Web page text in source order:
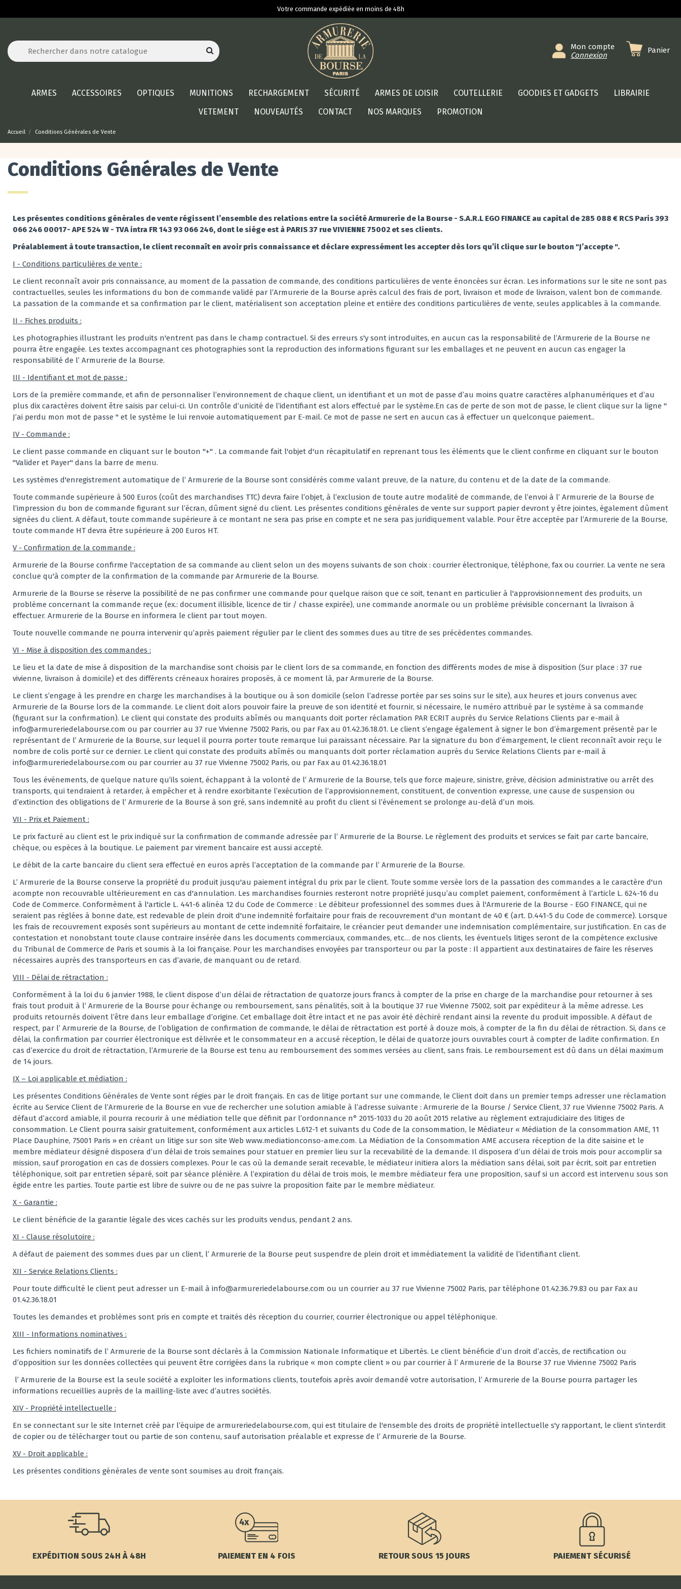
Votre commande expédiée en moins de 48h
Mon compte
Connexion
Panier
ARMES ACCESSOIRES OPTIQUES MUNITIONS RECHARGEMENT SÉCURITÉ ARMES DE LOISIR COUTELLERIE GOODIES ET GADGETS
LIBRAIRIE
VETEMENT
NOUVEAUTÉS CONTACT NOS MARQUES PROMOTION
Accueil Conditions Générales de Vente
Conditions Générales de Vente
Les présentes conditions générales de vente régissent l’ensemble des relations entre la société Armurerie de la Bourse - S.A.R.L EGO FINANCE au capital de 285 088 € RCS Paris 393
066 246 00017- APE 524 W - TVA intra FR 143 93 066 246, dont le siége est à PARIS 37 rue VIVIENNE 75002 et ses clients.
Préalablement à toute transaction, le client reconnaît en avoir pris connaissance et déclare expressément les accepter dès lors qu’il clique sur le bouton "J’accepte ".
I - Conditions particulières de vente :
Le client reconnaît avoir pris connaissance, au moment de la passation de commande, des conditions particulières de vente énoncées sur écran. Les informations sur le site ne sont pas
contractuelles, seules les informations du bon de commande validé par l’Armurerie de la Bourse après calcul des frais de port, livraison et mode de livraison, valent bon de commande.
La passation de la commande et sa confirmation par le client, matérialisent son acceptation pleine et entière des conditions particulières de vente, seules applicables à la commande.
II - Fiches produits :
Les photographies illustrant les produits n'entrent pas dans le champ contractuel. Si des erreurs s'y sont introduites, en aucun cas la responsabilité de l’Armurerie de la Bourse ne
pourra être engagée. Les textes accompagnant ces photographies sont la reproduction des informations figurant sur les emballages et ne peuvent en aucun cas engager la
responsabilité de l’ Armurerie de la Bourse.
III - Identifiant et mot de passe :
Lors de la première commande, et afin de personnaliser l’environnement de chaque client, un identifiant et un mot de passe d’au moins quatre caractères alphanumériques et d’au
plus dix caractères doivent être saisis par celui-ci. Un contrôle d’unicité de l’identifiant est alors effectué par le système.En cas de perte de son mot de passe, le client clique sur la ligne "
J’ai perdu mon mot de passe " et le système le lui renvoie automatiquement par E-mail. Ce mot de passe ne sert en aucun cas à effectuer un quelconque paiement..
IV - Commande :
Le client passe commande en cliquant sur le bouton "+" . La commande fait l'objet d'un récapitulatif en reprenant tous les éléments que le client confirme en cliquant sur le bouton
"Valider et Payer" dans la barre de menu.
Les systèmes d'enregistrement automatique de l’ Armurerie de la Bourse sont considérés comme valant preuve, de la nature, du contenu et de la date de la commande.
Toute commande supérieure à 500 Euros (coût des marchandises TTC) devra faire l’objet, à l’exclusion de toute autre modalité de commande, de l’envoi à l’ Armurerie de la Bourse de
l’impression du bon de commande figurant sur l’écran, dûment signé du client. Les présentes conditions générales de vente sur support papier devront y être jointes, également dûment
signées du client. A défaut, toute commande supérieure à ce montant ne sera pas prise en compte et ne sera pas juridiquement valable. Pour être acceptée par l’Armurerie de la Bourse,
toute commande HT devra être supérieure à 200 Euros HT.
V - Confirmation de la commande :
Armurerie de la Bourse confirme l'acceptation de sa commande au client selon un des moyens suivants de son choix : courrier électronique, téléphone, fax ou courrier. La vente ne sera
conclue qu'à compter de la confirmation de la commande par Armurerie de la Bourse.
Armurerie de la Bourse se réserve la possibilité de ne pas confirmer une commande pour quelque raison que ce soit, tenant en particulier à l'approvisionnement des produits, un
problème concernant la commande reçue (ex.: document illisible, licence de tir / chasse expirée), une commande anormale ou un problème prévisible concernant la livraison à
effectuer. Armurerie de la Bourse en informera le client par tout moyen.
Toute nouvelle commande ne pourra intervenir qu’après paiement régulier par le client des sommes dues au titre de ses précédentes commandes.
VI - Mise à disposition des commandes :
Le lieu et la date de mise à disposition de la marchandise sont choisis par le client lors de sa commande, en fonction des différents modes de mise à disposition (Sur place : 37 rue
vivienne, livraison à domicile) et des différents créneaux horaires proposés, à ce moment là, par Armurerie de la Bourse.
Le client s’engage à les prendre en charge les marchandises à la boutique ou à son domicile (selon l’adresse portée par ses soins sur le site), aux heures et jours convenus avec
Armurerie de la Bourse lors de la commande. Le client doit alors pouvoir faire la preuve de son identité et fournir, si nécessaire, le numéro attribué par le système à sa commande
(figurant sur la confirmation). Le client qui constate des produits abîmés ou manquants doit porter réclamation PAR ECRIT auprès du Service Relations Clients par e-mail à
info@armureriedelabourse.com ou par courrier au 37 rue Vivienne 75002 Paris, ou par Fax au 01.42.36.18.01. Le client s’engage également à signer le bon d’émargement présenté par le
représentant de l’ Armurerie de la Bourse, sur lequel il pourra porter toute remarque lui paraissant nécessaire. Par la signature du bon d’émargement, le client reconnaît avoir reçu le
nombre de colis porté sur ce dernier. Le client qui constate des produits abîmés ou manquants doit porter réclamation auprès du Service Relations Clients par e-mail à
info@armureriedelabourse.com ou par courrier au 37 rue Vivienne 75002 Paris, ou par Fax au 01.42.36.18.01
Tous les événements, de quelque nature qu’ils soient, échappant à la volonté de l’ Armurerie de la Bourse, tels que force majeure, sinistre, grève, décision administrative ou arrêt des
transports, qui tendraient à retarder, à empêcher et à rendre exorbitante l’exécution de l’approvisionnement, constituent, de convention expresse, une cause de suspension ou
d’extinction des obligations de l’ Armurerie de la Bourse à son gré, sans indemnité au profit du client si l’événement se prolonge au-delà d’un mois.
VII - Prix et Paiement :
Le prix facturé au client est le prix indiqué sur la confirmation de commande adressée par l’ Armurerie de la Bourse. Le règlement des produits et services se fait par carte bancaire,
chèque, ou espèces à la boutique. Le paiement par virement bancaire est aussi accepté.
Le débit de la carte bancaire du client sera effectué en euros après l’acceptation de la commande par l’ Armurerie de la Bourse.
L’ Armurerie de la Bourse conserve la propriété du produit jusqu'au paiement intégral du prix par le client. Toute somme versée lors de la passation des commandes a le caractère d'un
acompte non recouvrable ultérieurement en cas d'annulation. Les marchandises fournies resteront notre propriété jusqu’au complet paiement, conformément à l’article L. 624-16 du
Code de Commerce. Conformément à l'article L. 441-6 alinéa 12 du Code de Commerce : Le débiteur professionnel des sommes dues à l'Armurerie de la Bourse - EGO FINANCE, qui ne
seraient pas réglées à bonne date, est redevable de plein droit d'une indemnité forfaitaire pour frais de recouvrement d'un montant de 40 € (art. D.441-5 du Code de commerce). Lorsque
les frais de recouvrement exposés sont supérieurs au montant de cette indemnité forfaitaire, le créancier peut demander une indemnisation complémentaire, sur justification. En cas de
contestation et nonobstant toute clause contraire insérée dans les documents commerciaux, commandes, etc… de nos clients, les éventuels litiges seront de la compétence exclusive
du Tribunal de Commerce de Paris et soumis à la loi française. Pour les marchandises envoyées par transporteur ou par la poste : Il appartient aux destinataires de faire les réserves
nécessaires auprès des transporteurs en cas d’avarie, de manquant ou de retard.
VIII - Délai de rétractation :
Conformément à la loi du 6 janvier 1988, le client dispose d’un délai de rétractation de quatorze jours francs à compter de la prise en charge de la marchandise pour retourner à ses
frais tout produit à l’ Armurerie de la Bourse pour échange ou remboursement, sans pénalités, soit à la boutique 37 rue Vivienne 75002, soit par expéditeur à la même adresse. Les
produits retournés doivent l’être dans leur emballage d’origine. Cet emballage doit être intact et ne pas avoir été déchiré rendant ainsi la revente du produit impossible. A défaut de
respect, par l’ Armurerie de la Bourse, de l’obligation de confirmation de commande, le délai de rétractation est porté à douze mois, à compter de la fin du délai de rétraction. Si, dans ce
délai, la confirmation par courrier électronique est délivrée et le consommateur en a accusé réception, le délai de quatorze jours ouvrables court à compter de ladite confirmation. En
cas d’exercice du droit de rétractation, l’Armurerie de la Bourse est tenu au remboursement des sommes versées au client, sans frais. Le remboursement est dû dans un délai maximum
de 14 jours.
IX – Loi applicable et médiation :
Les présentes Conditions Générales de Vente sont régies par le droit français. En cas de litige portant sur une commande, le Client doit dans un premier temps adresser une réclamation
écrite au Service Client de l’Armurerie de la Bourse en vue de rechercher une solution amiable à l’adresse suivante : Armurerie de la Bourse / Service Client, 37 rue Vivienne 75002 Paris. A
défaut d’accord amiable, il pourra recourir à une médiation telle que définit par l’ordonnance n° 2015-1033 du 20 août 2015 relative au règlement extrajudiciaire des litiges de
consommation. Le Client pourra saisir gratuitement, conformément aux articles L.612-1 et suivants du Code de la consommation, le Médiateur « Médiation de la consommation AME, 11
Place Dauphine, 75001 Paris » en créant un litige sur son site Web www.mediationconso-ame.com. La Médiation de la Consommation AME accusera réception de la dite saisine et le
membre médiateur désigné disposera d’un délai de trois semaines pour statuer en premier lieu sur la recevabilité de la demande. Il disposera d’un délai de trois mois pour accomplir sa
mission, sauf prorogation en cas de dossiers complexes. Pour le cas où la demande serait recevable, le médiateur initiera alors la médiation sans délai, soit par écrit, soit par entretien
téléphonique, soit par entretien séparé, soit par séance plénière. A l’expiration du délai de trois mois, le membre médiateur fera une proposition, sauf si un accord est intervenu sous son
égide entre les parties. Toute partie est libre de suivre ou de ne pas suivre la proposition faite par le membre médiateur.
X - Garantie :
Le client bénéficie de la garantie légale des vices cachés sur les produits vendus, pendant 2 ans.
XI - Clause résolutoire :
A défaut de paiement des sommes dues par un client, l’ Armurerie de la Bourse peut suspendre de plein droit et immédiatement la validité de l’identifiant client.
XII - Service Relations Clients :
Pour toute difficulté le client peut adresser un E-mail à info@armureriedelabourse.com ou un courrier au 37 rue Vivienne 75002 Paris, par téléphone 01.42.36.79.83 ou par Fax au
01.42.36.18.01
Toutes les demandes et problèmes sont pris en compte et traités dès réception du courrier, courrier électronique ou appel téléphonique.
XIII - Informations nominatives :
Les fichiers nominatifs de l’ Armurerie de la Bourse sont déclarés à la Commission Nationale Informatique et Libertés. Le client bénéficie d’un droit d’accès, de rectification ou
d’opposition sur les données collectées qui peuvent être corrigées dans la rubrique « mon compte client » ou par courrier à l’ Armurerie de la Bourse 37 rue Vivienne 75002 Paris
l’ Armurerie de la Bourse est la seule société a exploiter les informations clients, toutefois après avoir demandé votre autorisation, l’ Armurerie de la Bourse pourra partager les
informations recueillies auprès de la mailling-liste avec d’autres sociétés.
XIV - Propriété intellectuelle :
En se connectant sur le site Internet créé par l’équipe de armureriedelabourse.com, qui est titulaire de l'ensemble des droits de propriété intellectuelle s'y rapportant, le client s'interdit
de copier ou de télécharger tout ou partie de son contenu, sauf autorisation préalable et expresse de l’ Armurerie de la Bourse.
XV - Droit applicable :
Les présentes conditions générales de vente sont soumises au droit français.
EXPÉDITION SOUS 24H À 48H PAIEMENT EN 4 FOIS RETOUR SOUS 15 JOURS PAIEMENT SÉCURISÉ